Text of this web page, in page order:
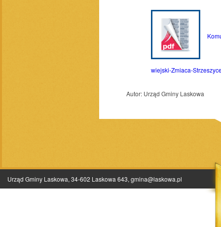
wiejski-Zmiaca-
Autor: Urząd Gminy Laskowa
Urząd Gminy Laskowa, 34-602 Laskowa 643, gmina@laskowa.pl